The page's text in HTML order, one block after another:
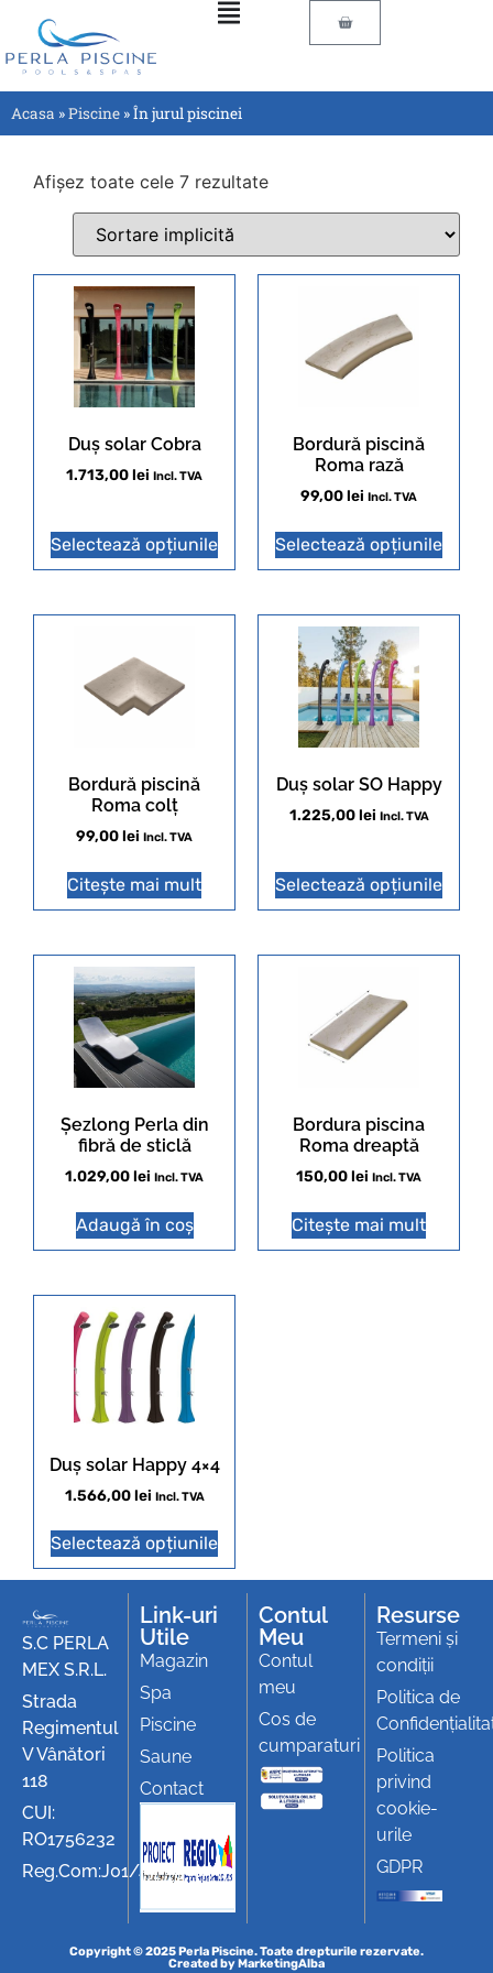
Acasa »Piscine »În jurul piscinei
Afișez toate cele 7 rezultate
Duș solar Cobra
1.713,00lei Incl. TVA
Selectează opțiunile
Bordură piscină
Roma rază
99,00lei Incl. TVA
Selectează opțiunile
Bordură piscină
Roma colț
99,00lei Incl. TVA
Citește mai mult
Duș solar SO Happy
1.225,00lei Incl. TVA
Selectează opțiunile
Șezlong Perla din
fibră de sticlă
1.029,00lei Incl. TVA
Adaugă în coș
Bordura piscina
Roma dreaptă
150,00lei Incl. TVA
Citește mai mult
Duș solar Happy 4×4
1.566,00lei Incl. TVA
Selectează opțiunile
S.C PERLA
MEX S.R.L.
Strada
Regimentul
V Vânători
118
CUI:
RO1756232
Reg.Com:J01/494/1991
Link-uri
Utile
Magazin
Spa
Piscine
Saune
Contact
Contul
Meu
Contul
meu
Cos de
cumparaturi
Resurse
Termeni și
condiții
Politica de
Politica
privind
cookie-
urile
GDPR
Copyright © 2025 Perla Piscine. Toate drepturile rezervate.
Created by MarketingAlba